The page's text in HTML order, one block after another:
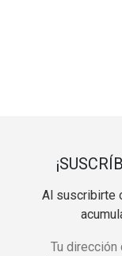
Al suscribirte